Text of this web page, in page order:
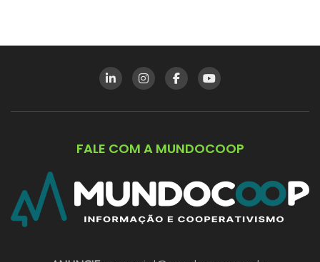
FALE COM A MUNDOCOOP